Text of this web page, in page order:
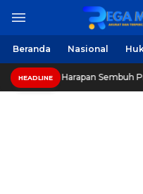
Berita
Beranda Nasional
HEADLINE
Beri Harapan Sembuh